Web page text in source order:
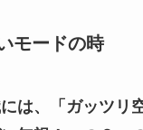
モードの時
は、「ガッツリ